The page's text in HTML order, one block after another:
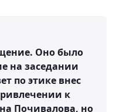
Оно было
на заседании
по этике внес
к
Почивалова, но